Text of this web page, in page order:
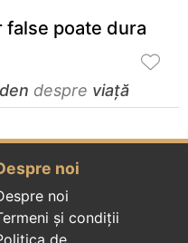
false poate dura
despre viață
noi
noi
și condiții
de